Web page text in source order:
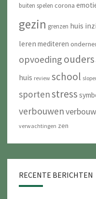
buiten spelen corona
gezin grenzen huis
leren mediteren
opvoeding ouders
huis review school
sportenstress
verbouwen
verwachtingen zen
RECENTE BERICHTEN